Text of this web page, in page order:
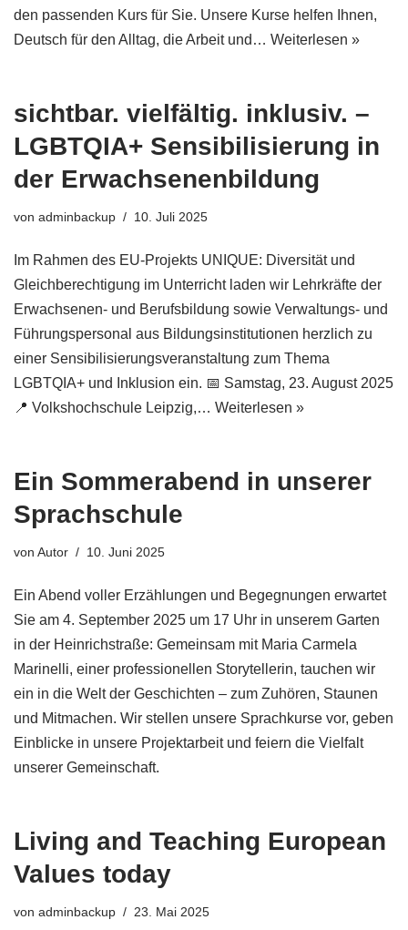
den passenden Kurs für Sie. Unsere Kurse helfen Ihnen,
Deutsch für den Alltag, die Arbeit und… Weiterlesen »
sichtbar. vielfältig. inklusiv. –
LGBTQIA+ Sensibilisierung in
der Erwachsenenbildung
von adminbackup 10. Juli 2025
Im Rahmen des EU-Projekts UNIQUE: Diversität und
Gleichberechtigung im Unterricht laden wir Lehrkräfte der
Erwachsenen- und Berufsbildung sowie Verwaltungs- und
Führungspersonal aus Bildungsinstitutionen herzlich zu
einer Sensibilisierungsveranstaltung zum Thema
LGBTQIA+ und Inklusion ein. 📅 Samstag, 23. August 2025
📍 Volkshochschule Leipzig,… Weiterlesen »
Ein Sommerabend in unserer
Sprachschule
von Autor 10. Juni 2025
Ein Abend voller Erzählungen und Begegnungen erwartet
Sie am 4. September 2025 um 17 Uhr in unserem Garten
in der Heinrichstraße: Gemeinsam mit Maria Carmela
Marinelli, einer professionellen Storytellerin, tauchen wir
ein in die Welt der Geschichten – zum Zuhören, Staunen
und Mitmachen. Wir stellen unsere Sprachkurse vor, geben
Einblicke in unsere Projektarbeit und feiern die Vielfalt
unserer Gemeinschaft.
Living and Teaching European
Values today
von adminbackup 23. Mai 2025